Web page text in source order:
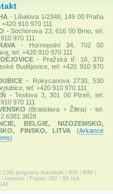
- Líbalova 1/2348, 149 00 Praha
+420 910 970 111
- Sochorova 23, 616 00 Brno, tel:
970 111
- Hornopolní 34, 702 00
tel: +420 910 970 111
- Pražská tř. 16, 370
Budějovice, tel: +420 910 970
- Rokycanova 2730, 530
tel: +420 910 970 111
- Teslova 3, 301 00 Plzeň, tel:
970 111
(Bratislava + Žilina) - tel.
6381 3628
BELGIE, NIZOZEMSKO,
FINSKO, LITVA
(Arkance
)
CAD programy Autodesk GIS BIM
Inventor| Fusion 360| 3D tisk